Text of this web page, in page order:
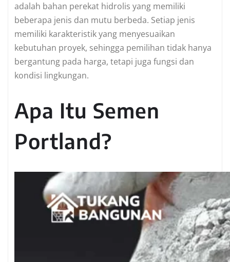
adalah bahan perekat hidrolis yang memiliki
beberapa jenis dan mutu berbeda. Setiap jenis
memiliki karakteristik yang menyesuaikan
kebutuhan proyek, sehingga pemilihan tidak hanya
bergantung pada harga, tetapi juga fungsi dan
kondisi lingkungan.
Apa Itu Semen
Portland?